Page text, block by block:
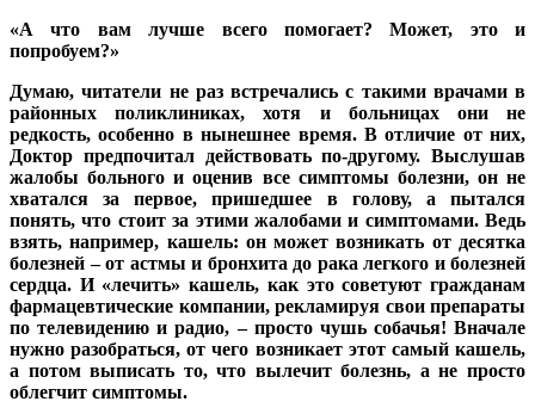
«А что вам лучше всего помогает? Может, это и
попробуем?»
Думаю, читатели не раз встречались с такими врачами в
районных поликлиниках, хотя и больницах они не
редкость, особенно в нынешнее время. В отличие от них,
Доктор предпочитал действовать по-другому. Выслушав
жалобы больного и оценив все симптомы болезни, он не
хватался за первое, пришедшее в голову, а пытался
понять, что стоит за этими жалобами и симптомами. Ведь
взять, например, кашель: он может возникать от десятка
болезней – от астмы и бронхита до рака легкого и болезней
сердца. И «лечить» кашель, как это советуют гражданам
фармацевтические компании, рекламируя свои препараты
по телевидению и радио, – просто чушь собачья! Вначале
нужно разобраться, от чего возникает этот самый кашель,
а потом выписать то, что вылечит болезнь, а не просто
облегчит симптомы.